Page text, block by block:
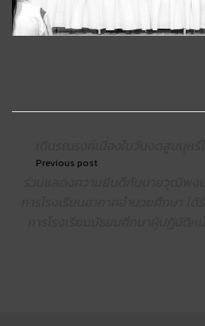
Previous post